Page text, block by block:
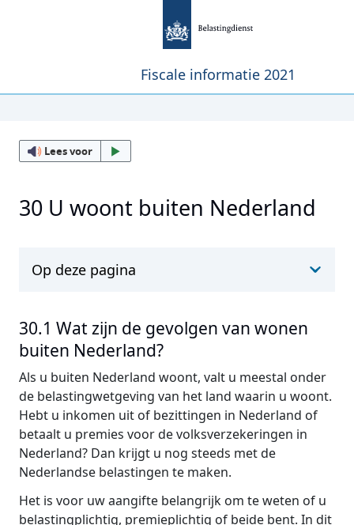
Fiscale informatie 2021
Lees voor
30 U woont buiten Nederland
Op deze pagina
30.1 Wat zijn de gevolgen van wonen
buiten Nederland?
Als u buiten Nederland woont, valt u meestal onder
de belastingwetgeving van het land waarin u woont.
Hebt u inkomen uit of bezittingen in Nederland of
betaalt u premies voor de volksverzekeringen in
Nederland? Dan krijgt u nog steeds met de
Nederlandse belastingen te maken.
Het is voor uw aangifte belangrijk om te weten of u
belastingplichtig, premieplichtig of beide bent. In dit